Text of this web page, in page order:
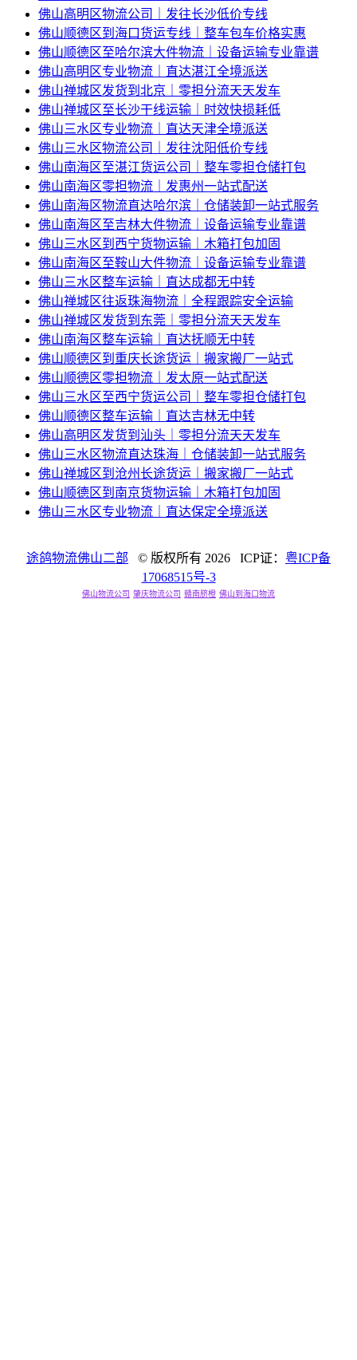
佛山高明区物流公司｜发往长沙低价专线
佛山顺德区到海口货运专线｜整车包车价格实惠
佛山顺德区至哈尔滨大件物流｜设备运输专业靠谱
佛山高明区专业物流｜直达湛江全境派送
佛山禅城区发货到北京｜零担分流天天发车
佛山禅城区至长沙干线运输｜时效快损耗低
佛山三水区专业物流｜直达天津全境派送
佛山三水区物流公司｜发往沈阳低价专线
佛山南海区至湛江货运公司｜整车零担仓储打包
佛山南海区零担物流｜发惠州一站式配送
佛山南海区物流直达哈尔滨｜仓储装卸一站式服务
佛山南海区至吉林大件物流｜设备运输专业靠谱
佛山三水区到西宁货物运输｜木箱打包加固
佛山南海区至鞍山大件物流｜设备运输专业靠谱
佛山三水区整车运输｜直达成都无中转
佛山禅城区往返珠海物流｜全程跟踪安全运输
佛山禅城区发货到东莞｜零担分流天天发车
佛山南海区整车运输｜直达抚顺无中转
佛山顺德区到重庆长途货运｜搬家搬厂一站式
佛山顺德区零担物流｜发太原一站式配送
佛山三水区至西宁货运公司｜整车零担仓储打包
佛山顺德区整车运输｜直达吉林无中转
佛山高明区发货到汕头｜零担分流天天发车
佛山三水区物流直达珠海｜仓储装卸一站式服务
佛山禅城区到沧州长途货运｜搬家搬厂一站式
佛山顺德区到南京货物运输｜木箱打包加固
佛山三水区专业物流｜直达保定全境派送
途鸽物流佛山二部 © 版权所有 2026 ICP证： 粤ICP备
17068515号-3
佛山物流公司 肇庆物流公司 赣南脐橙 佛山到海口物流